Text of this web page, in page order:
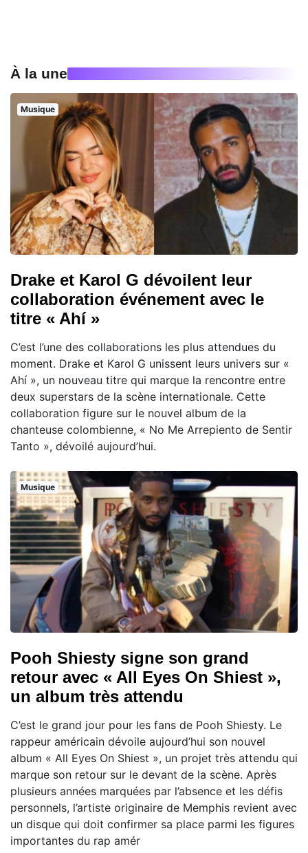
À la une
Musique
Drake et Karol G dévoilent leur
collaboration événement avec le
titre « Ahí »
C’est l’une des collaborations les plus attendues du
moment. Drake et Karol G unissent leurs univers sur «
Ahí », un nouveau titre qui marque la rencontre entre
deux superstars de la scène internationale. Cette
collaboration figure sur le nouvel album de la
chanteuse colombienne, « No Me Arrepiento de Sentir
Tanto », dévoilé aujourd’hui.
Musique
Pooh Shiesty signe son grand
retour avec « All Eyes On Shiest »,
un album très attendu
C’est le grand jour pour les fans de Pooh Shiesty. Le
rappeur américain dévoile aujourd’hui son nouvel
album « All Eyes On Shiest », un projet très attendu qui
marque son retour sur le devant de la scène. Après
plusieurs années marquées par l’absence et les défis
personnels, l’artiste originaire de Memphis revient avec
un disque qui doit confirmer sa place parmi les figures
importantes du rap amér